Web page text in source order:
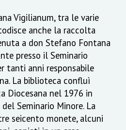
Vigilianum, tra le varie
anche la raccolta
a don Stefano Fontana
presso il Seminario
tanti anni responsabile
La biblioteca confluì
Diocesana nel 1976 in
Seminario Minore. La
seicento monete, alcuni